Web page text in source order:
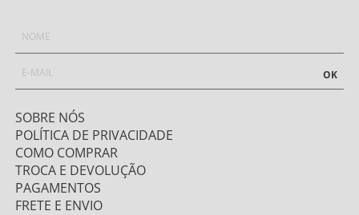
OK
SOBRE NÓS
POLÍTICA DE PRIVACIDADE
COMO COMPRAR
TROCA E DEVOLUÇÃO
PAGAMENTOS
FRETE E ENVIO